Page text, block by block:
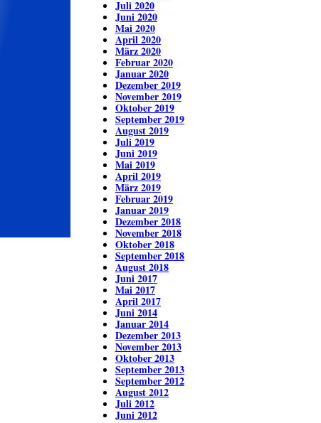
Juli 2020
Juni 2020
Mai 2020
April 2020
März 2020
Februar 2020
Januar 2020
Dezember 2019
November 2019
Oktober 2019
September 2019
August 2019
Juli 2019
Juni 2019
Mai 2019
April 2019
März 2019
Februar 2019
Januar 2019
Dezember 2018
November 2018
Oktober 2018
September 2018
August 2018
Juni 2017
Mai 2017
April 2017
Juni 2014
Januar 2014
Dezember 2013
November 2013
Oktober 2013
September 2013
September 2012
August 2012
Juli 2012
Juni 2012